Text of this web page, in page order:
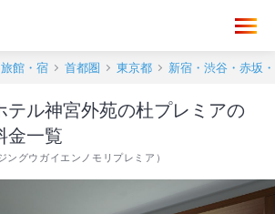
館・宿 首都圏 東京都 新宿・渋谷・赤坂
テル神宮外苑の杜プレミアの
金一覧
ングウガイエンノモリプレミア ）